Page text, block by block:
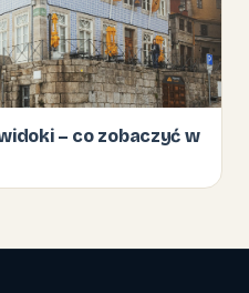
– co zobaczyć w